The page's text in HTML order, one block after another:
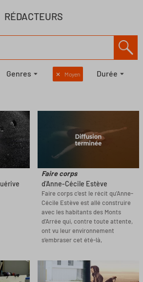
RÉDACTEURS
Genres ✕ Moyen Durée
Faire corps
d'Anne-Cécile Estève
Faire corps c'est le récit qu’Anne-
Cécile Estève est allé construire
avec les habitants des Monts
d’Arrée qui, contre toute attente,
ont vu leur environnement
s’embraser cet été-là,